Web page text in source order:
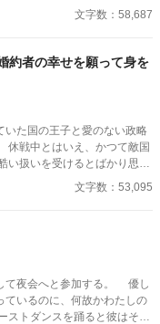
の自分は同じ大陸のこことは
ャロンとして生きていた。
王太子エミリオを彷彿とさせ
、アルマンドとなんてうまく
も、アルマンドとの婚約は正
対して冷たく当たるも、当の
いのか分からないが、レテ
憶に囚われ
文字数：58,687
約者の幸せを願って身を
いた国の王子と愛のない政略
休戦中とはいえ、かつて敵国
い扱いを受けるとばかり思っ
リオは予想とは違いシャロ
に想いどんどん仲を深めて
した。』 の、主人公
の話の中で語られていた二人
に
。
文字数：53,095
て夜会へと参加する。 優し
ているのに、何故かわたしの